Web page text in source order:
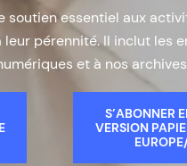
soutien essentiel aux
pérennité. Il inclut les
et à nos
S’ABONNER
VERSION